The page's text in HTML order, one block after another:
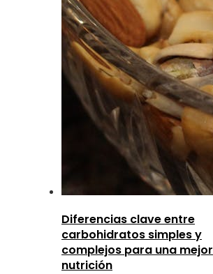
Diferencias clave entre
carbohidratos simples y
complejos para una mejor
nutrición